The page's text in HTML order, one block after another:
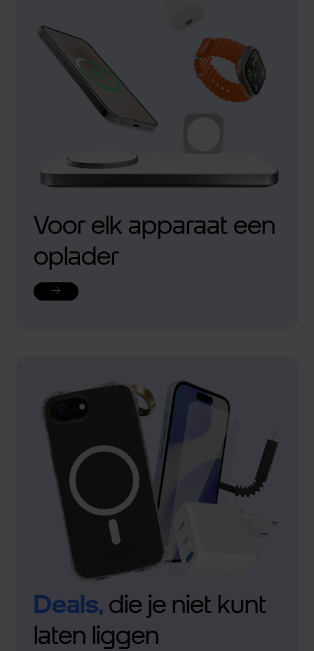
Voor elk apparaat een
oplader
Deals,die je niet kunt
laten liggen